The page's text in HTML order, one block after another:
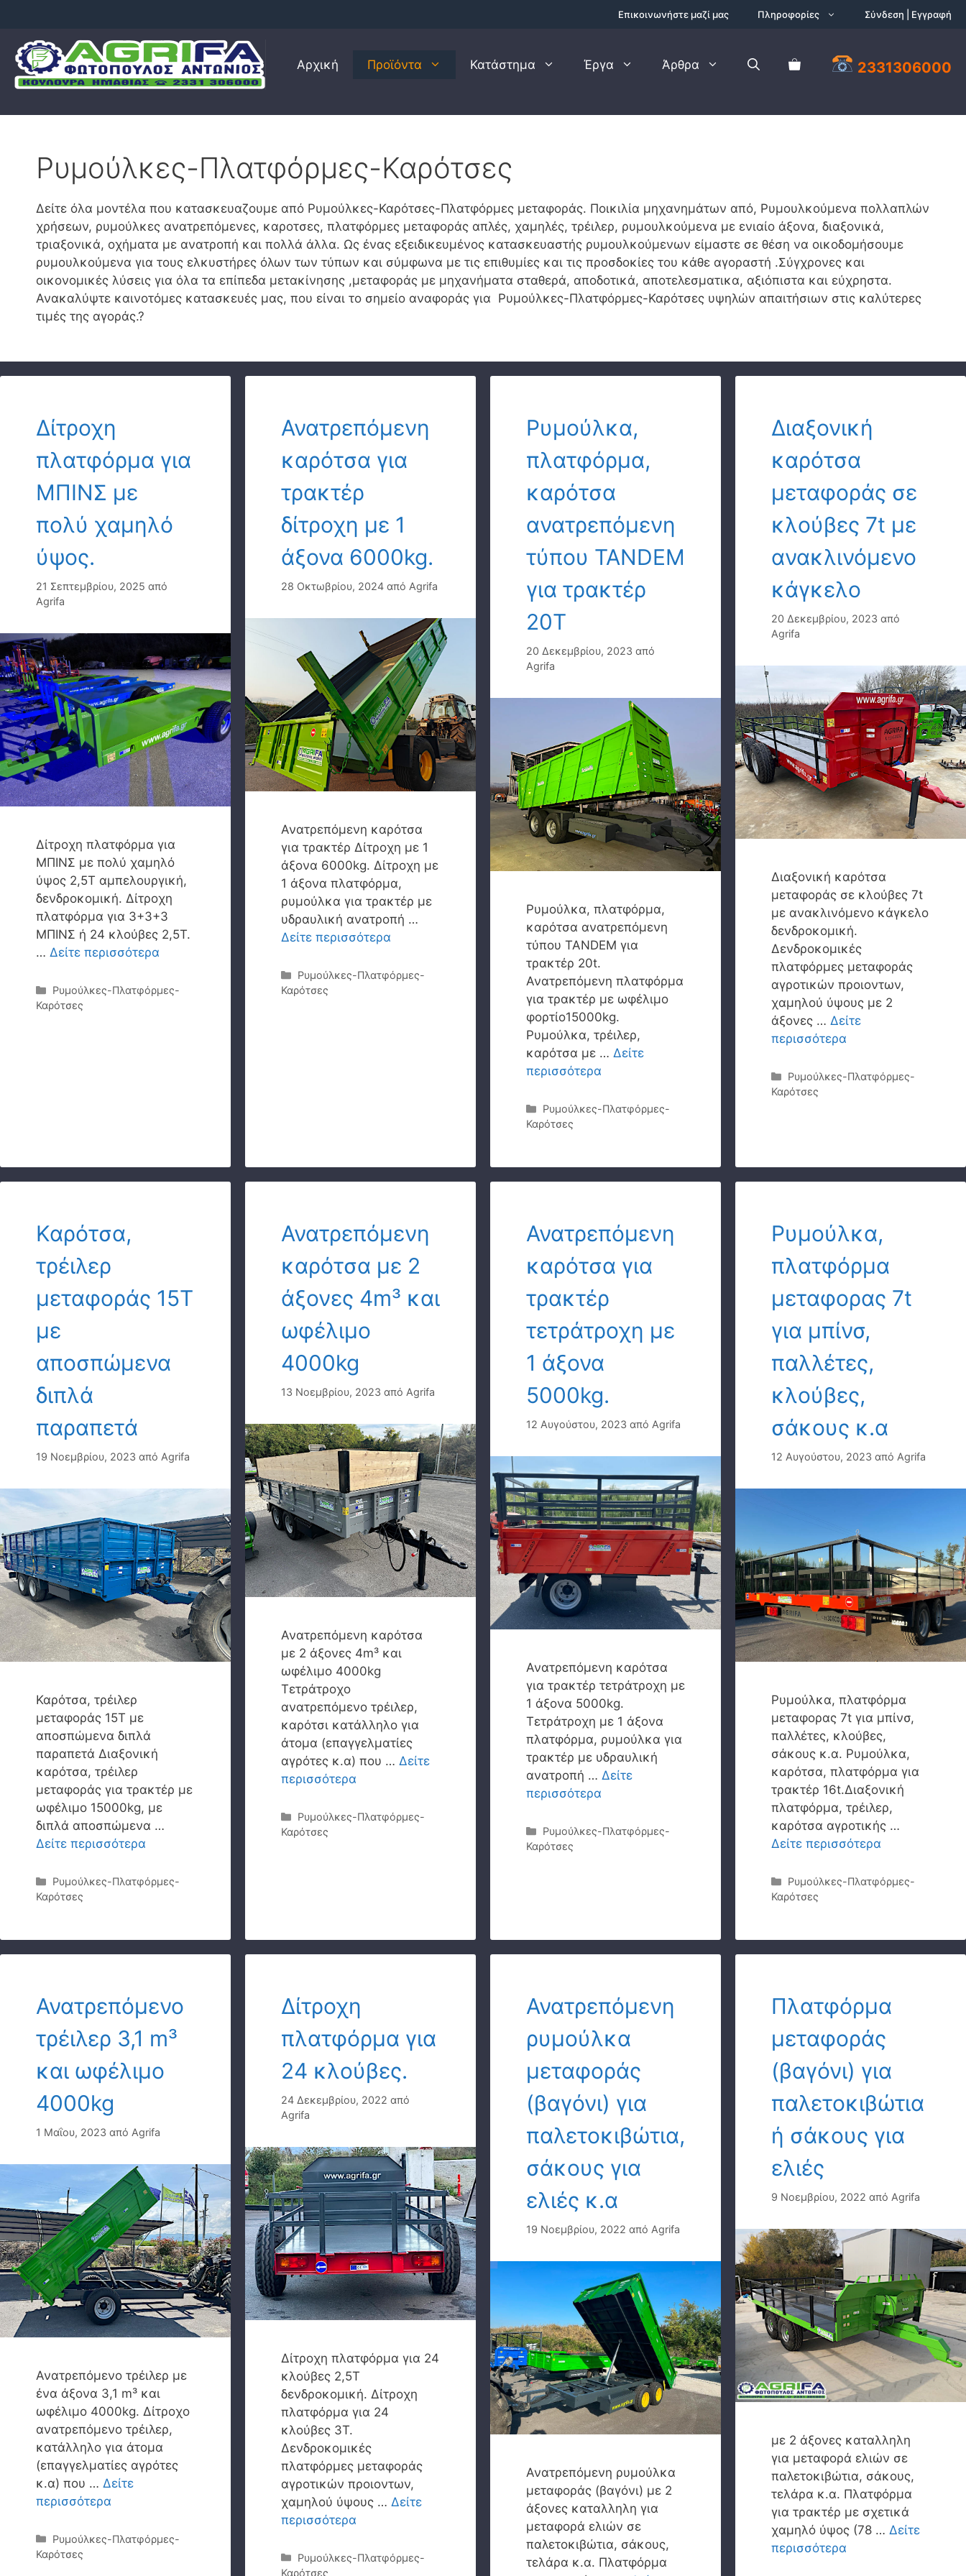
περιεχόμενο
Επικοινωνήστε μαζί μας Πληροφορίες Σύνδεση | Εγγραφή
2331306000
Αρχική Προϊόντα Κατάστημα Έργα Άρθρα
Ρυμούλκες-Πλατφόρμες-Καρότσες
Δείτε όλα μοντέλα που κατασκευαζουμε από Ρυμούλκες-Καρότσες-Πλατφόρμες μεταφοράς. Ποικιλία μηχανημάτων από, Ρυμουλκούμενα πολλαπλών
χρήσεων, ρυμούλκες ανατρεπόμενες, καροτσες, πλατφόρμες μεταφοράς απλές, χαμηλές, τρέιλερ, ρυμουλκούμενα με ενιαίο άξονα, διαξονικά,
τριαξονικά, οχήματα με ανατροπή και πολλά άλλα. Ως ένας εξειδικευμένος κατασκευαστής ρυμουλκούμενων είμαστε σε θέση να οικοδομήσουμε
ρυμουλκούμενα για τους ελκυστήρες όλων των τύπων και σύμφωνα με τις επιθυμίες και τις προσδοκίες του κάθε αγοραστή .Σύγχρονες και
οικονομικές λύσεις για όλα τα επίπεδα μετακίνησης ,μεταφοράς με μηχανήματα σταθερά, αποδοτικά, αποτελεσματικα, αξιόπιστα και εύχρηστα.
Ανακαλύψτε καινοτόμες κατασκευές μας, που είναι το σημείο αναφοράς για Ρυμούλκες-Πλατφόρμες-Καρότσες υψηλών απαιτήσιων στις καλύτερες
τιμές της αγοράς.?
Δίτροχη
πλατφόρμα για
ΜΠΙΝΣ με
πολύ χαμηλό
ύψος.
21 Σεπτεμβρίου, 2025 από
Agrifa
Δίτροχη πλατφόρμα για
ΜΠΙΝΣ με πολύ χαμηλό
ύψος 2,5Τ αμπελουργική,
δενδροκομική. Δίτροχη
πλατφόρμα για 3+3+3
ΜΠΙΝΣ ή 24 κλούβες 2,5Τ.
… Δείτε περισσότερα
Κατηγορίες
Ρυμούλκες-Πλατφόρμες-
Καρότσες
Ανατρεπόμενη
καρότσα για
τρακτέρ
δίτροχη με 1
άξονα 6000kg.
28 Οκτωβρίου, 2024 από Agrifa
Ανατρεπόμενη καρότσα
για τρακτέρ Δίτροχη με 1
άξονα 6000kg. Δίτροχη με
1 άξονα πλατφόρμα,
ρυμούλκα για τρακτέρ με
υδραυλική ανατροπή …
Δείτε περισσότερα
Κατηγορίες
Ρυμούλκες-Πλατφόρμες-
Καρότσες
Ρυμούλκα,
πλατφόρμα,
καρότσα
ανατρεπόμενη
τύπου TANDEM
για τρακτέρ
20Τ
20 Δεκεμβρίου, 2023 από
Agrifa
Ρυμούλκα, πλατφόρμα,
καρότσα ανατρεπόμενη
τύπου TANDEM για
τρακτέρ 20t.
Ανατρεπόμενη πλατφόρμα
για τρακτέρ με ωφέλιμο
φορτίο15000kg.
Ρυμούλκα, τρέιλερ,
καρότσα με … Δείτε
περισσότερα
Κατηγορίες
Ρυμούλκες-Πλατφόρμες-
Καρότσες
Διαξονική
καρότσα
μεταφοράς σε
κλούβες 7t με
ανακλινόμενο
κάγκελο
20 Δεκεμβρίου, 2023 από
Agrifa
Διαξονική καρότσα
μεταφοράς σε κλούβες 7t
με ανακλινόμενο κάγκελο
δενδροκομική.
Δενδροκομικές
πλατφόρμες μεταφοράς
αγροτικών προιοντων,
χαμηλού ύψους με 2
άξονες … Δείτε
περισσότερα
Κατηγορίες
Ρυμούλκες-Πλατφόρμες-
Καρότσες
Καρότσα,
τρέιλερ
μεταφοράς 15Τ
με
αποσπώμενα
διπλά
παραπετά
19 Νοεμβρίου, 2023 από Agrifa
Καρότσα, τρέιλερ
μεταφοράς 15Τ με
αποσπώμενα διπλά
παραπετά Διαξονική
καρότσα, τρέιλερ
μεταφοράς για τρακτέρ με
ωφέλιμο 15000kg, με
διπλά αποσπώμενα …
Δείτε περισσότερα
Κατηγορίες
Ρυμούλκες-Πλατφόρμες-
Καρότσες
Ανατρεπόμενη
καρότσα με 2
άξονες 4m³ και
ωφέλιμο
4000kg
13 Νοεμβρίου, 2023 από Agrifa
Ανατρεπόμενη καρότσα
με 2 άξονες 4m³ και
ωφέλιμο 4000kg
Τετράτροχο
ανατρεπόμενο τρέιλερ,
καρότσι κατάλληλο για
άτομα (επαγγελματίες
αγρότες κ.α) που … Δείτε
περισσότερα
Κατηγορίες
Ρυμούλκες-Πλατφόρμες-
Καρότσες
Ανατρεπόμενη
καρότσα για
τρακτέρ
τετράτροχη με
1 άξονα
5000kg.
12 Αυγούστου, 2023 από Agrifa
Ανατρεπόμενη καρότσα
για τρακτέρ τετράτροχη με
1 άξονα 5000kg.
Τετράτροχη με 1 άξονα
πλατφόρμα, ρυμούλκα για
τρακτέρ με υδραυλική
ανατροπή … Δείτε
περισσότερα
Κατηγορίες
Ρυμούλκες-Πλατφόρμες-
Καρότσες
Ρυμούλκα,
πλατφόρμα
μεταφορας 7t
για μπίνσ,
παλλέτες,
κλούβες,
σάκους κ.α
12 Αυγούστου, 2023 από Agrifa
Ρυμούλκα, πλατφόρμα
μεταφορας 7t για μπίνσ,
παλλέτες, κλούβες,
σάκους κ.α. Ρυμούλκα,
καρότσα, πλατφόρμα για
τρακτέρ 16t.Διαξονική
πλατφόρμα, τρέιλερ,
καρότσα αγροτικής …
Δείτε περισσότερα
Κατηγορίες
Ρυμούλκες-Πλατφόρμες-
Καρότσες
Ανατρεπόμενο
τρέιλερ 3,1 m³
και ωφέλιμο
4000kg
1 Μαΐου, 2023 από Agrifa
Ανατρεπόμενο τρέιλερ με
ένα άξονα 3,1 m³ και
ωφέλιμο 4000kg. Δίτροχο
ανατρεπόμενο τρέιλερ,
κατάλληλο για άτομα
(επαγγελματίες αγρότες
κ.α) που … Δείτε
περισσότερα
Κατηγορίες
Ρυμούλκες-Πλατφόρμες-
Καρότσες
Δίτροχη
πλατφόρμα για
24 κλούβες.
24 Δεκεμβρίου, 2022 από
Agrifa
Δίτροχη πλατφόρμα για 24
κλούβες 2,5Τ
δενδροκομική. Δίτροχη
πλατφόρμα για 24
κλούβες 3Τ.
Δενδροκομικές
πλατφόρμες μεταφοράς
αγροτικών προιοντων,
χαμηλού ύψους … Δείτε
περισσότερα
Κατηγορίες
Ρυμούλκες-Πλατφόρμες-
Καρότσες
Ανατρεπόμενη
ρυμούλκα
μεταφοράς
(βαγόνι) για
παλετοκιβώτια,
σάκους για
ελιές κ.α
19 Νοεμβρίου, 2022 από Agrifa
Ανατρεπόμενη ρυμούλκα
μεταφοράς (βαγόνι) με 2
άξονες καταλληλη για
μεταφορά ελιών σε
παλετοκιβώτια, σάκους,
τελάρα κ.α. Πλατφόρμα
Πλατφόρμα
μεταφοράς
(βαγόνι) για
παλετοκιβώτια
ή σάκους για
ελιές
9 Νοεμβρίου, 2022 από Agrifa
με 2 άξονες καταλληλη
για μεταφορά ελιών σε
παλετοκιβώτια, σάκους,
τελάρα κ.α. Πλατφόρμα
για τρακτέρ με σχετικά
χαμηλό ύψος (78 … Δείτε
περισσότερα